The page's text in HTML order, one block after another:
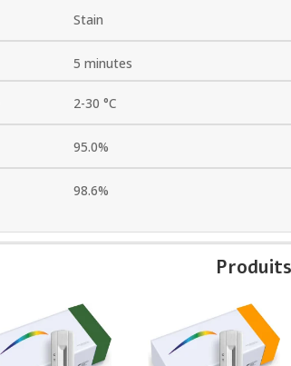
Stain
5 minutes
2-30 °C
95.0%
98.6%